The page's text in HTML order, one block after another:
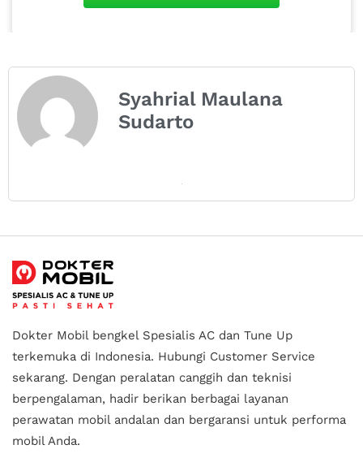
Syahrial Maulana
Sudarto
Dokter Mobil bengkel Spesialis AC dan Tune Up
terkemuka di Indonesia. Hubungi Customer Service
sekarang. Dengan peralatan canggih dan teknisi
berpengalaman, hadir berikan berbagai layanan
perawatan mobil andalan dan bergaransi untuk performa
mobil Anda.